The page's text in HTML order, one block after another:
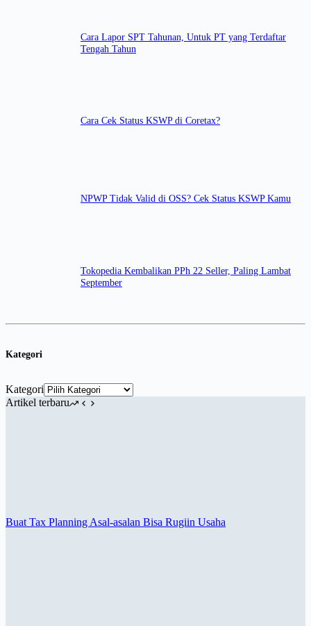
Cara Lapor SPT Tahunan, Untuk PT yang Terdaftar
Tengah Tahun
Cara Cek Status KSWP di Coretax?
NPWP Tidak Valid di OSS? Cek Status KSWP Kamu
Tokopedia Kembalikan PPh 22 Seller, Paling Lambat
September
Kategori
Kategori
Artikel terbaru
Buat Tax Planning Asal-asalan Bisa Rugiin Usaha